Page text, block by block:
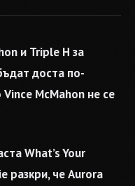
и Triple H за
доста по-
McMahon не се
What’s Your
разкри, че Aurora